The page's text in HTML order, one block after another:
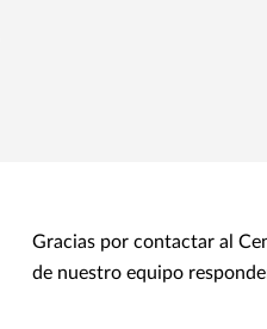
Gracias por contactar al
de nuestro equipo